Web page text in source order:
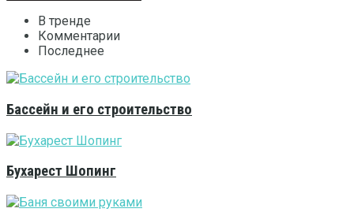
В тренде
Комментарии
Последнее
Бассейн и его строительство
Бухарест Шопинг